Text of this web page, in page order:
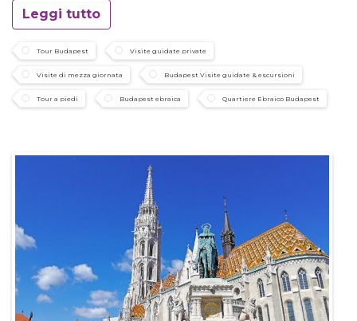
Leggi tutto
Tour Budapest Visite guidate private
Visite di mezza giornata Budapest Visite guidate & escursioni
Tour a piedi Budapest ebraica Quartiere Ebraico Budapest